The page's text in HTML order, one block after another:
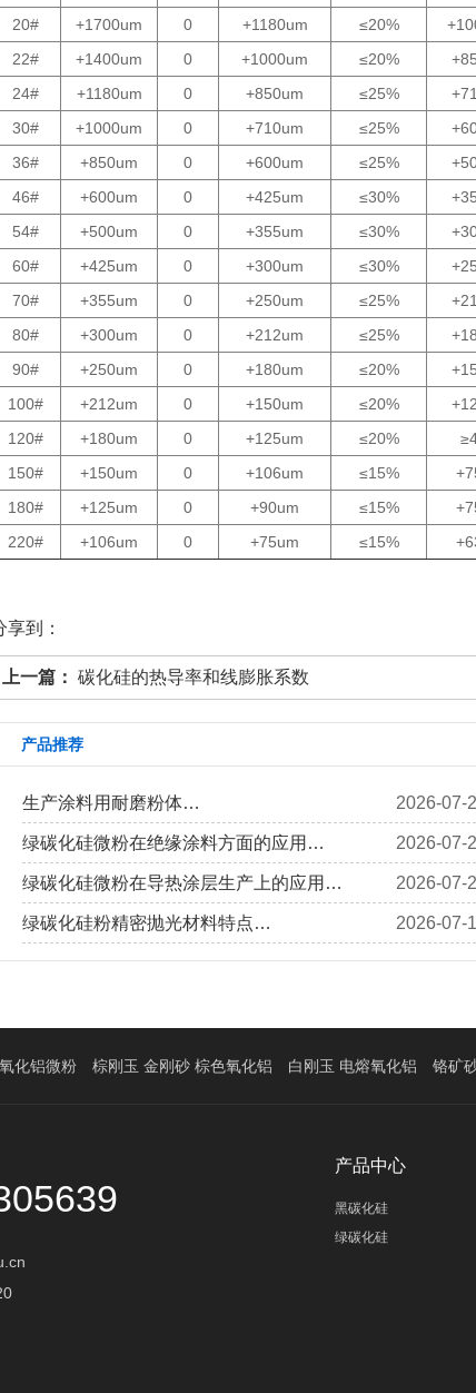
20#
+1700um 0 +1180um ≤20%
22#
+1400um 0 +1000um ≤20%
24#
+1180um 0 +850um ≤25%
30#
+1000um 0 +710um ≤25%
36#
+850um 0 +600um ≤25%
46#
+600um 0 +425um ≤30%
54#
+500um 0 +355um ≤30%
60#
+425um 0 +300um ≤30%
70#
+355um 0 +250um ≤25%
80#
+300um 0 +212um ≤25%
90#
+250um 0 +180um ≤20%
100#
+212um 0 +150um ≤20%
120#
+180um 0 +125um ≤20%
150#
+150um 0 +106um ≤15%
180#
+125um 0 +90um ≤15%
220#
+106um 0 +75um ≤15%
享到：
上一篇： 碳化硅的热导率和线膨胀系数
产品推荐
2026-07-
生产涂料用耐磨粉体…
2026-07-
绿碳化硅微粉在绝缘涂料方面的应用…
2026-07-
绿碳化硅微粉在导热涂层生产上的应用…
2026-07-
绿碳化硅粉精密抛光材料特点…
化铝微粉 棕刚玉 金刚砂 棕色氧化铝 白刚玉 电熔氧化铝 铬矿
产品中心
黑碳化硅
绿碳化硅